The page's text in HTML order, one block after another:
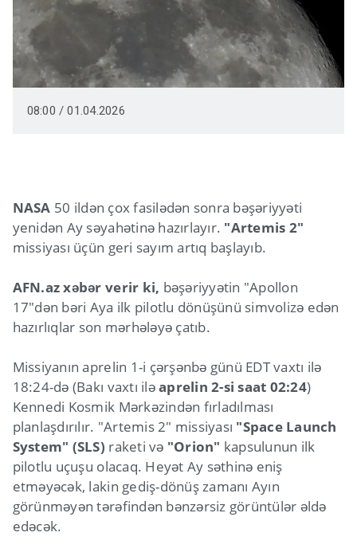
08:00 / 01.04.2026
NASA 50 ildən çox fasilədən sonra bəşəriyyəti
yenidən Ay səyahətinə hazırlayır. "Artemis 2"
missiyası üçün geri sayım artıq başlayıb.
AFN.az xəbər verir ki, bəşəriyyətin "Apollon
17"dən bəri Aya ilk pilotlu dönüşünü simvolizə edən
hazırlıqlar son mərhələyə çatıb.
Missiyanın aprelin 1-i çərşənbə günü EDT vaxtı ilə
18:24-də (Bakı vaxtı iləaprelin 2-si saat 02:24)
Kennedi Kosmik Mərkəzindən fırladılması
planlaşdırılır. "Artemis 2" missiyası "Space Launch
System" (SLS) raketi və "Orion" kapsulunun ilk
pilotlu uçuşu olacaq. Heyət Ay səthinə eniş
etməyəcək, lakin gediş-dönüş zamanı Ayın
görünməyən tərəfindən bənzərsiz görüntülər əldə
edəcək.